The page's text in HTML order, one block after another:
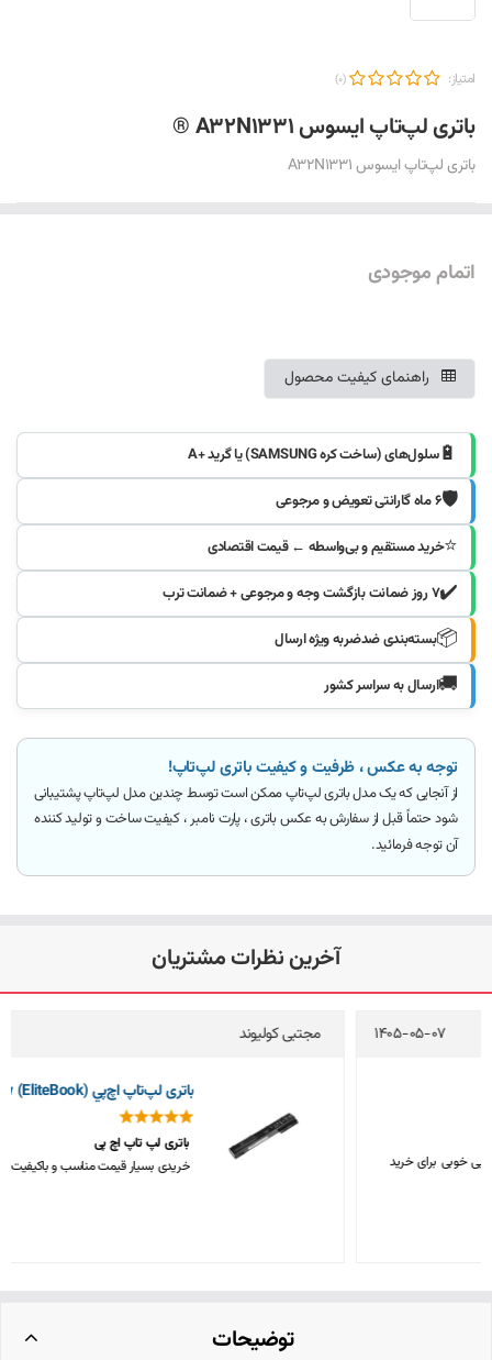
باتری لپ‌تاپ ایسوس A32N1331 ®
باتری لپ‌تاپ ایسوس A32N1331
امتیاز: (0)
اتمام موجودی
موجود شد خبرم کنیدراهنمای کیفیت محصول
🔋سلول‌های (ساخت کره SAMSUNG) یا گرید +A
🛡️۶ ماه گارانتی تعویض و مرجوعی
⭐خرید مستقیم و بی‌واسطه ← قیمت اقتصادی
✔️۷ روز ضمانت بازگشت وجه و مرجوعی + ضمانت ترب
📦بسته‌بندی ضدضربه ویژه ارسال
🚚ارسال به سراسر کشور
توجه به عکس ، ظرفیت و کیفیت باتری لپ‌تاپ!
از آنجایی که یک مدل باتری لپ‌تاپ ممکن است توسط چندین مدل لپ‌تاپ پشتیبانی
شود حتماً قبل از سفارش به عکس باتری ، پارت نامبر ، کیفیت ساخت و تولید کننده
آن توجه فرمائید.
آخرین نظرات مشتریان
مجتبی کولیوند
باتری لپ تاپ اچ پی
خریدی بسیار قیمت مناسب و باکیفیت، متشکرم
توضیحات